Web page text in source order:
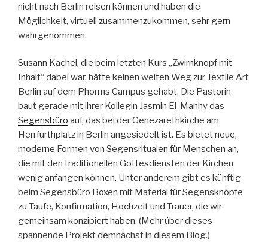
nicht nach Berlin reisen können und haben die
Möglichkeit, virtuell zusammenzukommen, sehr gern
wahrgenommen.
Susann Kachel, die beim letzten Kurs „Zwirnknopf mit
Inhalt“ dabei war, hätte keinen weiten Weg zur Textile Art
Berlin auf dem Phorms Campus gehabt. Die Pastorin
baut gerade mit ihrer Kollegin Jasmin El-Manhy das
Segensbüro auf, das bei der Genezarethkirche am
Herrfurthplatz in Berlin angesiedelt ist. Es bietet neue,
moderne Formen von Segensritualen für Menschen an,
die mit den traditionellen Gottesdiensten der Kirchen
wenig anfangen können. Unter anderem gibt es künftig
beim Segensbüro Boxen mit Material für Segensknöpfe
zu Taufe, Konfirmation, Hochzeit und Trauer, die wir
gemeinsam konzipiert haben. (Mehr über dieses
spannende Projekt demnächst in diesem Blog.)